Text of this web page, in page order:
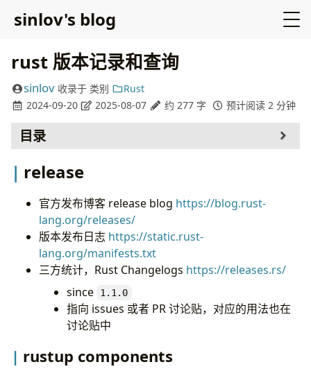
sinlov's blog
rust 版本记录和查询
sinlov 收录于 类别
Rust
2024-09-20
2025-08-07 约 277 字 预计阅读 2 分钟
目录
rustup components
nightly
unstablerust.dev
release
官方发布博客 release blog https://blog.rust-
lang.org/releases/
版本发布日志 https://static.rust-
lang.org/manifests.txt
三方统计，Rust Changelogs https://releases.rs/
since
1.1.0
指向 issues 或者 PR 讨论贴，对应的用法也在
讨论贴中
rustup components